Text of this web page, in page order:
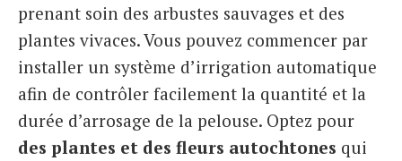
prenant soin des arbustes sauvages et des
plantes vivaces. Vous pouvez commencer par
installer un système d’irrigation automatique
afin de contrôler facilement la quantité et la
durée d’arrosage de la pelouse. Optez pour
des plantes et des fleurs autochtones qui